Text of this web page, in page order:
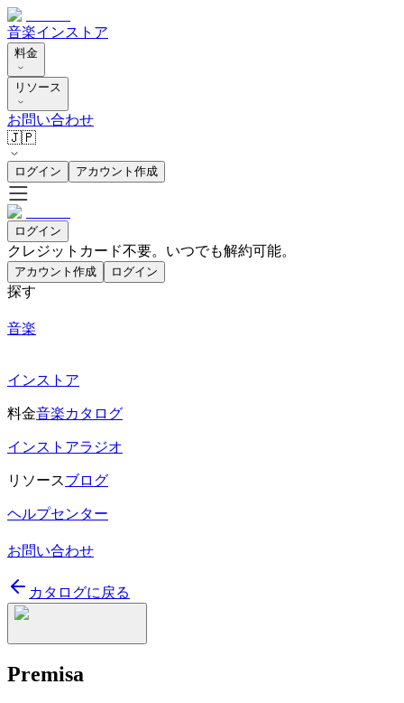
音楽インストア
料金
リソース
お問い合わせ
🇯🇵
ログイン アカウント作成
ログイン
クレジットカード不要。いつでも解約可能。
アカウント作成 ログイン
探す
音楽
インストア
料金音楽カタログ
インストアラジオ
リソースブログ
ヘルプセンター
お問い合わせ
カタログに戻る
Premisa